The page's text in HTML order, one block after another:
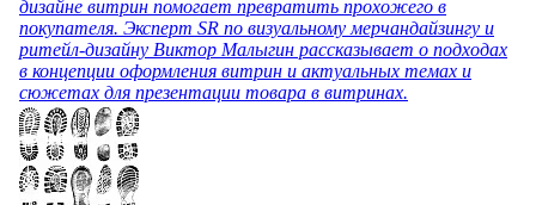
дизайне витрин помогает превратить прохожего в
покупателя. Эксперт SR по визуальному мерчандайзингу и
ритейл-дизайну Виктор Малыгин рассказывает о подходах
в концепции оформления витрин и актуальных темах и
сюжетах для презентации товара в витринах.